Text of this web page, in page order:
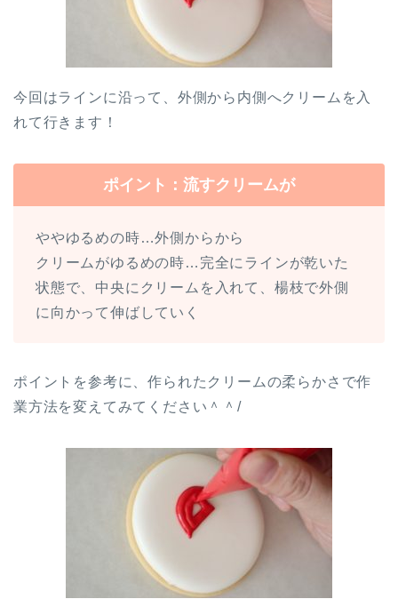
今回はラインに沿って、外側から内側へクリームを入
れて行きます！
ポイント：流すクリームが
ややゆるめの時…外側からから
クリームがゆるめの時…完全にラインが乾いた
状態で、中央にクリームを入れて、楊枝で外側
に向かって伸ばしていく
ポイントを参考に、作られたクリームの柔らかさで作
業方法を変えてみてください＾＾/